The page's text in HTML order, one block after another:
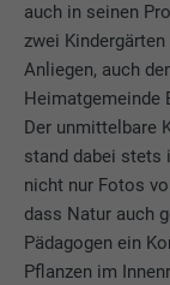
auch in seinen
zwei
Anliegen, auch
Heimatgemeinde
Der unmittelbare
stand dabei stets
nicht nur Fotos
dass Natur auch
Pädagogen ein
Pflanzen im